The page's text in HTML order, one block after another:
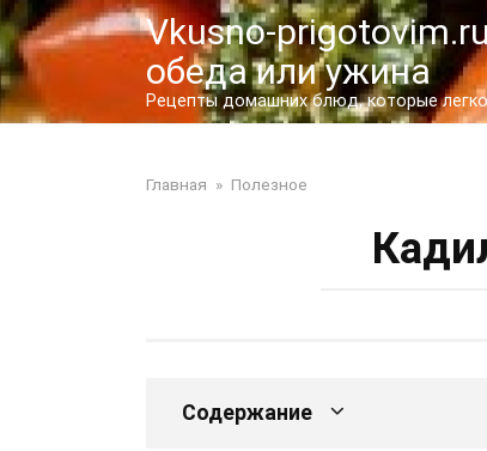
Перейти
к
контенту
Vkusno-
обеда или ужина
Рецепты домашних блюд, которые легко
Главная » Полезное
Содержание